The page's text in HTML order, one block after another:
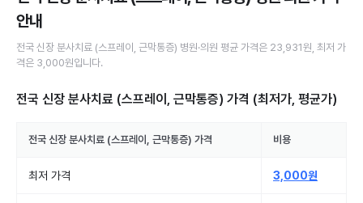
안내
전국 신장 분사치료 (스프레이, 근막통증) 병원·의원 평균 가격은 23,931원 , 최저 가
격은 3,000원입니다.
전국 신장 분사치료 (스프레이, 근막통증) 가격 (최저가, 평균가)
전국 신장 분사치료 (스프레이, 근막통증) 가격 비용
최저 가격 3,000원